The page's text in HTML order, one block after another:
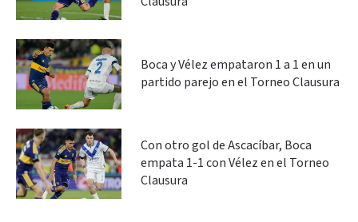
Boca y Vélez empataron 1 a 1 en un
partido parejo en el Torneo Clausura
Con otro gol de Ascacíbar, Boca
empata 1-1 con Vélez en el Torneo
Clausura